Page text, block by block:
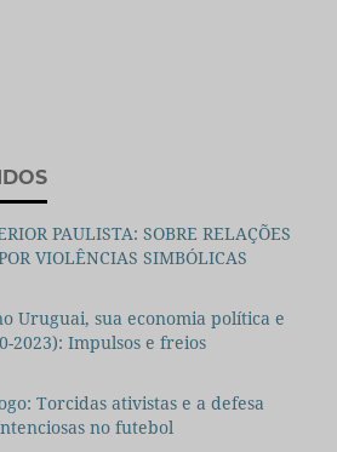
PAULISTA: SOBRE RELAÇÕES
VIOLÊNCIAS SIMBÓLICAS
Uruguai, sua economia política e
2023): Impulsos e freios
Torcidas ativistas e a defesa
no futebol